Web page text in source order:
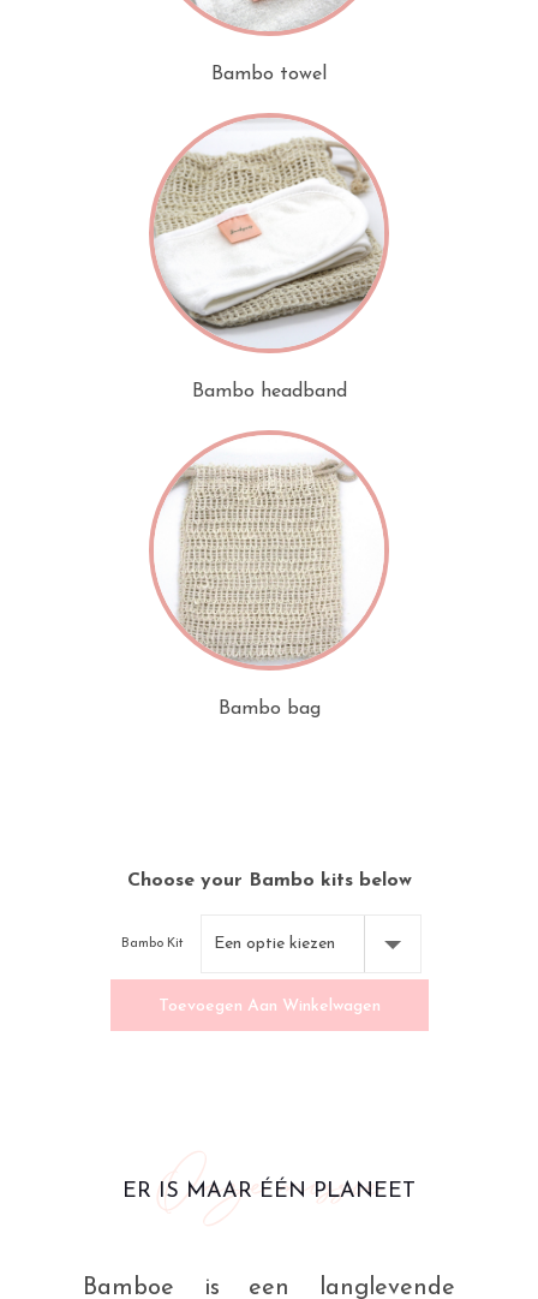
Bambo towel
Bambo headband
Bambo bag
Choose your Bambo kits below
Bambo Kit
Toevoegen Aan Winkelwagen
ER IS MAAR ÉÉN PLANEET
Onze missie
Bamboe is een langlevende